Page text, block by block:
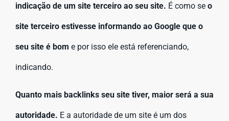
indicação de um site terceiro ao seu site. É como se o
site terceiro estivesse informando ao Google que o
seu site é bom e por isso ele está referenciando,
indicando.
Quanto mais backlinks seu site tiver, maior será a sua
autoridade. E a autoridade de um site é um dos